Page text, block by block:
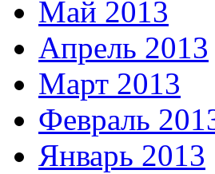
Май 2013
Апрель 2013
Март 2013
Февраль
Январь 2013